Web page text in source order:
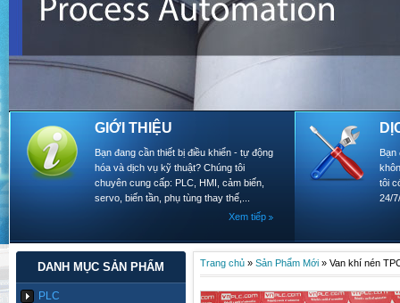
GIỚI THIỆU
Bạn đang cần thiết bị điều khiển - tự động
hóa và dịch vụ kỹ thuật? Chúng tôi
chuyên cung cấp: PLC, HMI, cảm biến,
servo, biến tần, phụ tùng thay thế,...
Xem tiếp
Bạn
tôi
24/
DANH MỤC SẢN PHẨM
PLC
Trang chủ » Sản Phẩm Mới » Van khí nén